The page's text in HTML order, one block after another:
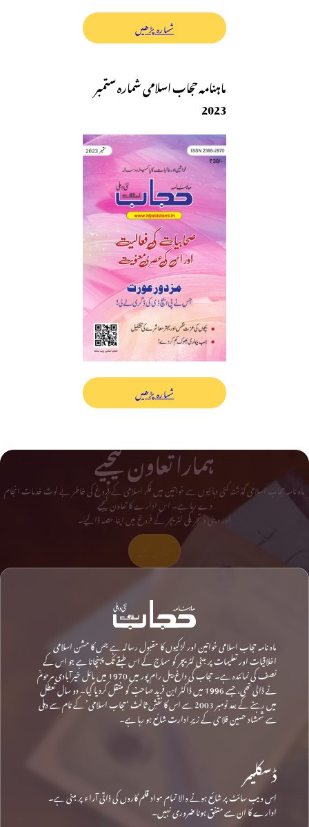
شمارہ پڑھیں
ماہنامہ حجاب اسلامی شمارہ ستمبر
2023
شمارہ پڑھیں
ہمارا تعاون کیجیے
ماہ نامہ حجاب اسلامی گذشتہ کئی دہائیوں سے خواتین میں فکر اسلامی کے فروغ کی خاطر بے لوث خدمات انجام
دے رہا ہے۔ اس ادارے کا تعاون کیجیے
اور دینی و تحریکی لٹریچر کے فروغ میں اپنا حصہ ڈالیے۔
ماہ نامہ حجاب اسلامی خواتین اور لڑکیوں کا مقبول رسالہ ہے جس کا مشن اسلامی
اخلاقیات اور تعلیمات پر مبنی لٹریچر کو سماج کے اس طبقے تک پہنچانا ہے جو اس کے
نصف کی نمائندہ ہے۔ حجاب کی داغ بیل رام پور میں 1970 میں مائل خیرآبادی مرحومؒ
نے ڈالی تھی، جسے 1996 میں ڈاکٹر ابن فرید صاحبؒ کو منتقل کردیا گیا۔ دو سال تعطل
میں رہنے کے بعد نومبر 2003 سے اس کا نقشِ ثالث ‘حجاب اسلامی’ کے نام سے دہلی
سے شمشاد حسین فلاحی کے زیرِ ادارت شائع ہو رہا ہے۔
ڈسکلیمر
اس ویب سائٹ پر شائع ہونے والا تمام مواد قلم کاروں کی ذاتی آراء پر مبنی ہے۔
ادارے کا ان سے متفق ہونا ضروری نہیں۔